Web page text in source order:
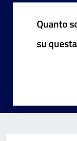
Quanto
su